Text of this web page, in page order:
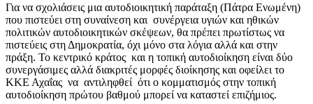
Για να σχολιάσεις μια αυτοδιοικητική παράταξη (Πάτρα Ενωμένη)
που πιστεύει στη συναίνεση και συνέργεια υγιών και ηθικών
πολιτικών αυτοδιοικητικών σκέψεων, θα πρέπει πρωτίστως να
πιστεύεις στη Δημοκρατία, όχι μόνο στα λόγια αλλά και στην
πράξη. Το κεντρικό κράτος και η τοπική αυτοδιοίκηση είναι δύο
συνεργάσιμες αλλά διακριτές μορφές διοίκησης και οφείλει το
ΚΚΕ Αχαΐας να αντιληφθεί ότι ο κομματισμός στην τοπική
αυτοδιοίκηση πρώτου βαθμού μπορεί να καταστεί επιζήμιος.